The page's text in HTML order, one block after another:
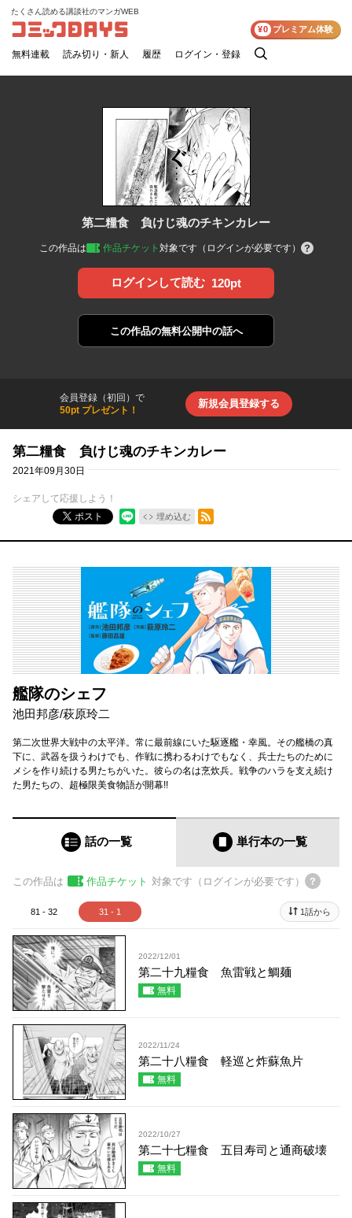
コミックDAYS
たくさん読める講談社のマンガWEB
無料連載 読み切り・新人 履歴 ログイン・登録
検
¥0 プレミアム体験
第二糧食 負けじ魂のチキンカレー
この作品は 作品チケット 対象です（ログインが必要です）
ログインして読む 120pt
この作品の無料公開中の話へ
会員登録（初回）で
50pt プレゼント！
新規会員登録する
第二糧食 負けじ魂のチキンカレー
2021年09月30日
シェアして応援しよう！
ポスト
埋め込む
RSSフィード
艦隊のシェフ
池田邦彦/萩原玲二
第二次世界大戦中の太平洋。常に最前線にいた駆逐艦・幸風。その艦橋の真
下に、武器を扱うわけでも、作戦に携わるわけでもなく、兵士たちのために
メシを作り続ける男たちがいた。彼らの名は烹炊兵。戦争のハラを支え続け
た男たちの、超極限美食物語が開幕!!
話の一覧 単行本の一覧
この作品は 作品チケット 対象です（ログインが必要です）
81 - 32 31 - 1 1話から
2022/12/01
第二十九糧食 魚雷戦と鯛麺
無料
2022/11/24
第二十八糧食 軽巡と炸蘇魚片
無料
2022/10/27
第二十七糧食 五目寿司と通商破壊
無料